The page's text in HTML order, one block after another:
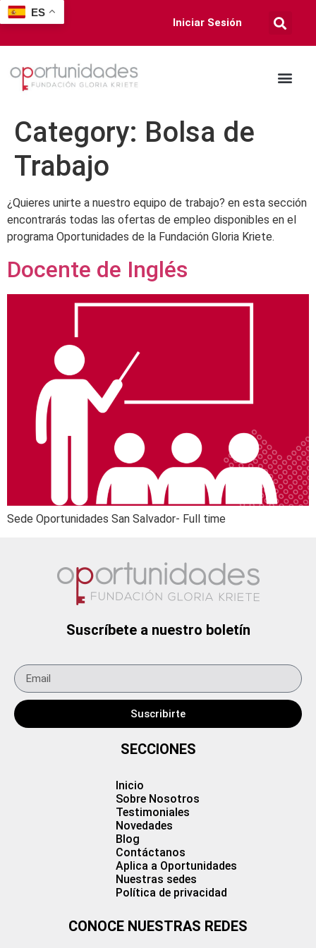
Iniciar Sesión
Category: Bolsa de
Trabajo
¿Quieres unirte a nuestro equipo de trabajo? en esta sección
encontrarás todas las ofertas de empleo disponibles en el
programa Oportunidades de la Fundación Gloria Kriete.
Docente de Inglés
Sede Oportunidades San Salvador- Full time
Suscríbete a nuestro boletín
Suscribirte
SECCIONES
Inicio
Sobre Nosotros
Testimoniales
Novedades
Blog
Contáctanos
Aplica a Oportunidades
Nuestras sedes
Política de privacidad
CONOCE NUESTRAS REDES
ES